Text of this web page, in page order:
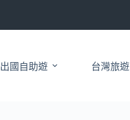
出國自助遊 台灣旅遊